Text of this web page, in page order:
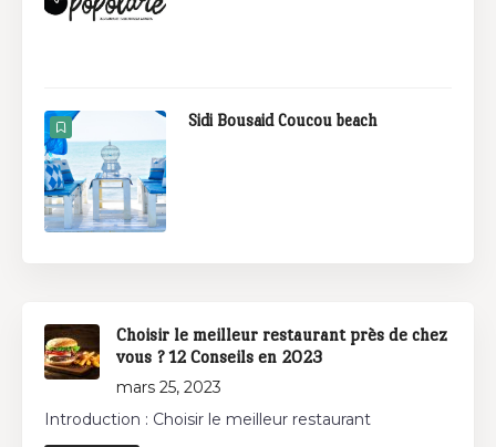
Sidi Bousaid Coucou beach
Choisir le meilleur restaurant près de chez
vous ? 12 Conseils en 2023
mars 25, 2023
Introduction : Choisir le meilleur restaurant